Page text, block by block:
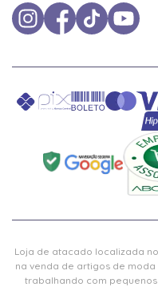
Loja de atacado localizada
na venda de artigos de
trabalhando com